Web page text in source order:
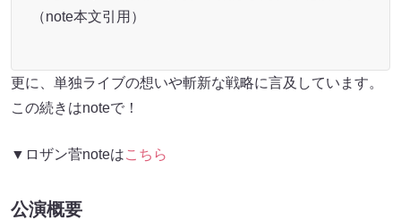
（note本文引用）
更に、単独ライブの想いや斬新な戦略に言及しています。
この続きはnoteで！
▼ロザン菅noteはこちら
公演概要